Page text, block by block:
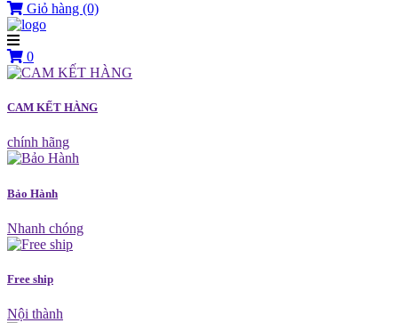
Giỏ hàng (0)
0
CAM KẾT HÀNG
chính hãng
Bảo Hành
Nhanh chóng
Free ship
Nội thành